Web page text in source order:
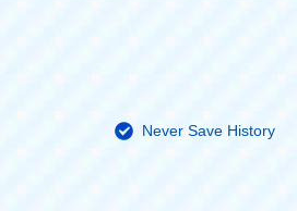
Never Save History